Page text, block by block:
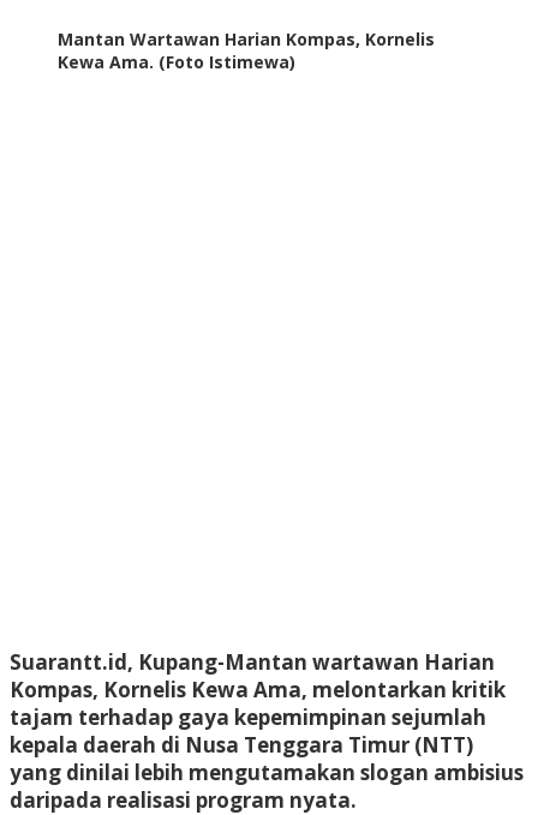
Mantan Wartawan Harian Kompas, Kornelis
Kewa Ama. (Foto Istimewa)
Suarantt.id, Kupang-Mantan wartawan Harian
Kompas, Kornelis Kewa Ama, melontarkan kritik
tajam terhadap gaya kepemimpinan sejumlah
kepala daerah di Nusa Tenggara Timur (NTT)
yang dinilai lebih mengutamakan slogan ambisius
daripada realisasi program nyata.